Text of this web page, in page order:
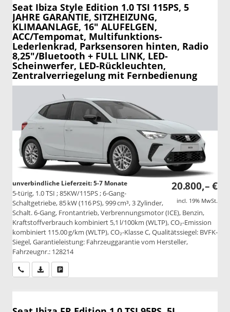
Seat Ibiza Style Edition 1.0 TSI 115PS, 5
JAHRE GARANTIE, SITZHEIZUNG,
KLIMAANLAGE, 16" ALUFELGEN,
ACC/Tempomat, Multifunktions-
Lederlenkrad, Parksensoren hinten, Radio
8,25"/Bluetooth + FULL LINK, LED-
Scheinwerfer, LED-Rückleuchten,
Zentralverriegelung mit Fernbedienung
20.800,– €
incl. 19% MwSt.
unverbindliche Lieferzeit: 5-7 Monate
5-türig, 1.0 TSI ; 85KW/115PS ; 6-Gang-
Schaltgetriebe, 85 kW (116 PS), 999 cm³, 3 Zylinder,
Schalt. 6-Gang, Frontantrieb, Verbrennungsmotor (ICE), Benzin,
Kraftstoffverbrauch kombiniert 5,1 l/100km (WLTP), CO₂-Emission
kombiniert 115.00 g/km (WLTP), CO₂-Klasse C, Qualitätssiegel: BVFK-
Siegel, Garantieleistung: Fahrzeuggarantie vom Hersteller,
Fahrzeugnr.: 128214
Wir rufen Sie anPDF-Datei, Fahrzeugexposé drucken